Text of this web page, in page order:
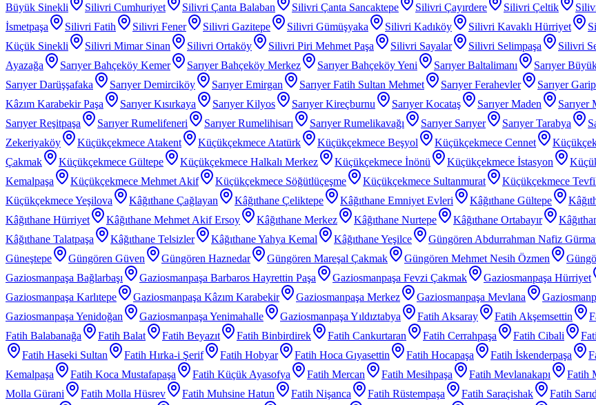
Büyük Sinekli
Silivri Cumhuriyet Silivri Çanta Balaban Silivri Çanta Sancaktepe Silivri Çayırdere Silivri Çeltik
İsmetpaşa
Silivri Fatih Silivri Fener Silivri Gazitepe Silivri Gümüşyaka Silivri Kadıköy Silivri Kavaklı Hürriyet
Küçük Sinekli
Silivri Mimar Sinan Silivri Ortaköy Silivri Piri Mehmet Paşa Silivri Sayalar Silivri Selimpaşa Silivri
Ayazağa
Sarıyer Bahçeköy Kemer Sarıyer Bahçeköy Merkez Sarıyer Bahçeköy Yeni Sarıyer Baltalimanı Sarıyer
Sarıyer Darüşşafaka
Sarıyer Demirciköy Sarıyer Emirgan Sarıyer Fatih Sultan Mehmet Sarıyer Ferahevler Sarıyer
Kâzım Karabekir Paşa
Sarıyer Kısırkaya Sarıyer Kilyos Sarıyer Kireçburnu Sarıyer Kocataş Sarıyer Maden Sarıyer
Sarıyer Reşitpaşa
Sarıyer Rumelifeneri Sarıyer Rumelihisarı Sarıyer Rumelikavağı Sarıyer Sarıyer Sarıyer Tarabya
Zekeriyaköy
Küçükçekmece Atakent Küçükçekmece Atatürk Küçükçekmece Beşyol Küçükçekmece Cennet
Çakmak
Küçükçekmece Gültepe Küçükçekmece Halkalı Merkez Küçükçekmece İnönü Küçükçekmece İstasyon
Kemalpaşa
Küçükçekmece Mehmet Akif Küçükçekmece Söğütlüçeşme Küçükçekmece Sultanmurat Küçükçekmece
Küçükçekmece Yeşilova
Kâğıthane Çağlayan Kâğıthane Çeliktepe Kâğıthane Emniyet Evleri Kâğıthane Gültepe
Kâğıthane Hürriyet
Kâğıthane Mehmet Akif Ersoy Kâğıthane Merkez Kâğıthane Nurtepe Kâğıthane Ortabayır
Kâğıthane Talatpaşa
Kâğıthane Telsizler Kâğıthane Yahya Kemal Kâğıthane Yeşilce Güngören Abdurrahman Nafiz
Güneştepe
Güngören Güven Güngören Haznedar Güngören Mareşal Çakmak Güngören Mehmet Nesih Özmen
Gaziosmanpaşa Bağlarbaşı
Gaziosmanpaşa Barbaros Hayrettin Paşa Gaziosmanpaşa Fevzi Çakmak Gaziosmanpaşa Hürriyet
Gaziosmanpaşa Karlıtepe
Gaziosmanpaşa Kâzım Karabekir Gaziosmanpaşa Merkez Gaziosmanpaşa Mevlana
Gaziosmanpaşa Yenidoğan
Gaziosmanpaşa Yenimahalle Gaziosmanpaşa Yıldıztabya Fatih Aksaray Fatih Akşemsettin
Fatih Balabanağa
Fatih Balat Fatih Beyazıt Fatih Binbirdirek Fatih Cankurtaran Fatih Cerrahpaşa Fatih Cibali
Fatih Haseki Sultan
Fatih Hırka-i Şerif Fatih Hobyar Fatih Hoca Gıyasettin Fatih Hocapaşa Fatih İskenderpaşa
Kemalpaşa
Fatih Koca Mustafapaşa Fatih Küçük Ayasofya Fatih Mercan Fatih Mesihpaşa Fatih Mevlanakapı Fatih
Molla Gürani
Fatih Molla Hüsrev Fatih Muhsine Hatun Fatih Nişanca Fatih Rüstempaşa Fatih Saraçishak Fatih